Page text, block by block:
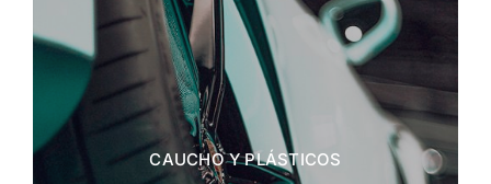
CAUCHO Y PLÁSTICOS